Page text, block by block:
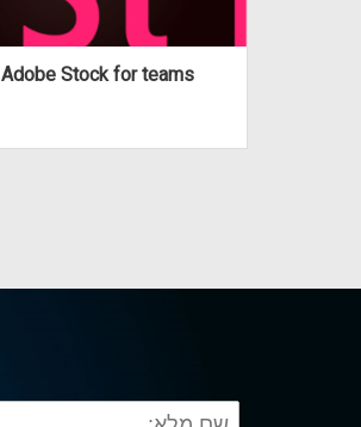
Adobe Stock for teams